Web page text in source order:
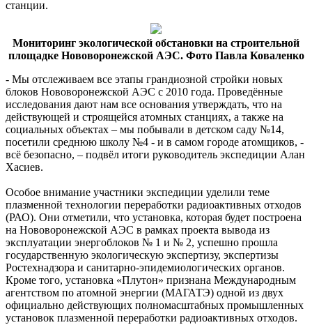
станции.
Мониторинг экологической обстановки на строительной
площадке Нововоронежской АЭС. Фото Павла Коваленко
- Мы отслеживаем все этапы грандиозной стройки новых
блоков Нововоронежской АЭС с 2010 года. Проведённые
исследования дают нам все основания утверждать, что на
действующей и строящейся атомных станциях, а также на
социальных объектах – мы побывали в детском саду №14,
посетили среднюю школу №4 - и в самом городе атомщиков, -
всё безопасно, – подвёл итоги руководитель экспедиции Алан
Хасиев.
Особое внимание участники экспедиции уделили теме
плазменной технологии переработки радиоактивных отходов
(РАО). Они отметили, что установка, которая будет построена
на Нововоронежской АЭС в рамках проекта вывода из
эксплуатации энергоблоков № 1 и № 2, успешно прошла
государственную экологическую экспертизу, экспертизы
Ростехнадзора и санитарно-эпидемиологических органов.
Кроме того, установка «Плутон» признана Международным
агентством по атомной энергии (МАГАТЭ) одной из двух
официально действующих полномасштабных промышленных
установок плазменной переработки радиоактивных отходов.